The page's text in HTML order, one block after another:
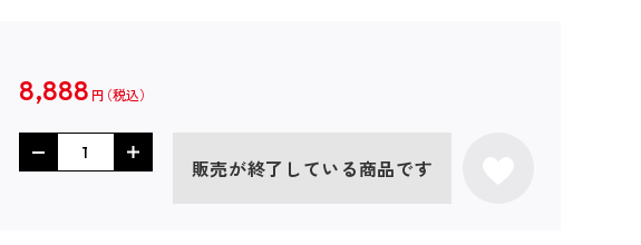
8,888 円
販売が終了している商品です